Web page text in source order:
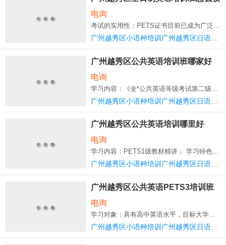
费
电询
考试的实用性：PETS证书目前已成为广泛社会学员工作和择业的“*”，并得到越来越多的外资企业的
广州越秀区小语种培训广州越秀区日语培训
广州越秀区公共英语培训班哪家好
电询
广州越秀区公共英语培训哪里好
电询
学习内容：PETS1级教材精讲； 学习特色：详细的学习基础，初级实用英语课程，每课循
广州越秀区小语种培训广州越秀区日语培训
广州越秀区公共英语PETS3培训班
费用多少
电询